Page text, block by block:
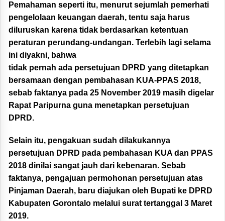
Pemahaman seperti itu, menurut sejumlah pemerhati
pengelolaan keuangan daerah, tentu saja harus
diluruskan karena tidak berdasarkan ketentuan
peraturan perundang-undangan. Terlebih lagi selama
ini diyakni, bahwa
tidak pernah ada persetujuan DPRD yang ditetapkan
bersamaan dengan pembahasan KUA-PPAS 2018,
sebab faktanya pada 25 November 2019 masih digelar
Rapat Paripurna guna menetapkan persetujuan
DPRD.
Selain itu, pengakuan sudah dilakukannya
persetujuan DPRD pada pembahasan KUA dan PPAS
2018 dinilai sangat jauh dari kebenaran. Sebab
faktanya, pengajuan permohonan persetujuan atas
Pinjaman Daerah, baru diajukan oleh Bupati ke DPRD
Kabupaten Gorontalo melalui surat tertanggal 3 Maret
2019.